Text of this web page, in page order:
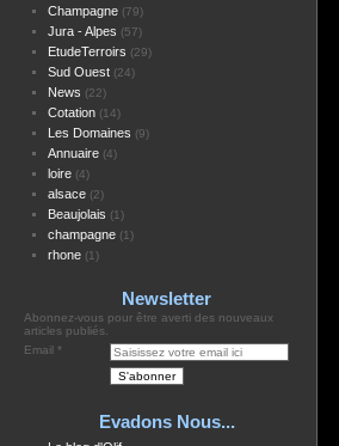
Champagne(79)
Jura - Alpes (57)
EtudeTerroirs (29)
Sud Ouest(24)
News (22)
Cotation(14)
Les Domaines (9)
Annuaire(4)
loire(4)
alsace(2)
Beaujolais (1)
champagne(1)
rhone(1)
Newsletter
Abonnez-vous pour être averti des nouveaux
articles publiés.
Email
Evadons Nous...